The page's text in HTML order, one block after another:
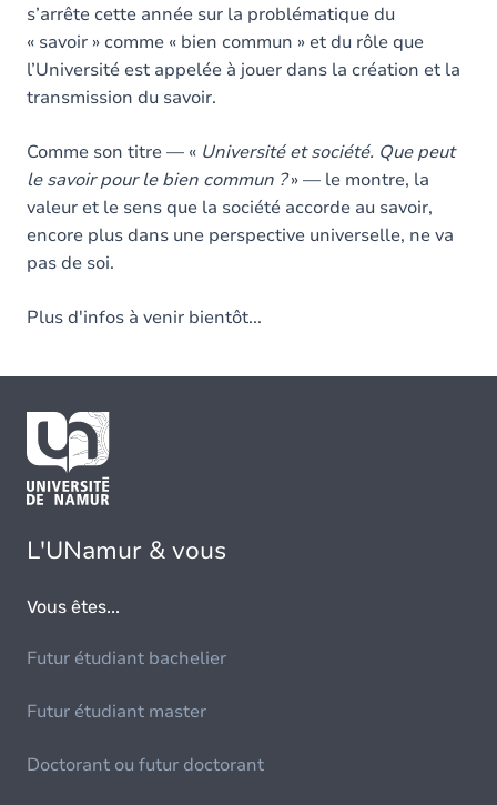
s’arrête cette année sur la problématique du
« savoir » comme « bien commun » et du rôle que
l’Université est appelée à jouer dans la création et la
transmission du savoir.
Comme son titre — « Université et société. Que peut
le savoir pour le bien commun ?» — le montre, la
valeur et le sens que la société accorde au savoir,
encore plus dans une perspective universelle, ne va
pas de soi.
Plus d'infos à venir bientôt...
L'UNamur & vous
Vous êtes...
Futur étudiant bachelier
Futur étudiant master
Doctorant ou futur doctorant